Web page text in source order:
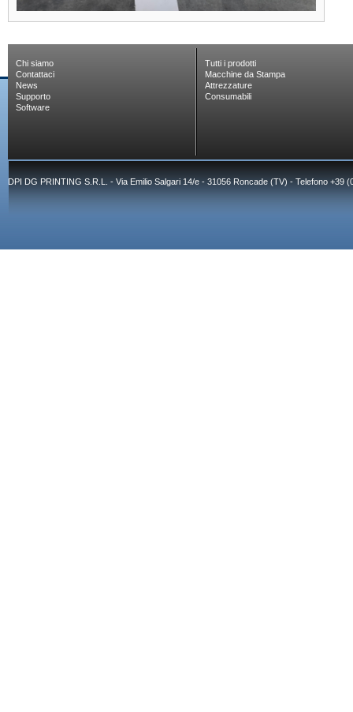
Chi siamo
Contattaci
News
Supporto
Software
Tutti i prodotti
Macchine da Stampa
Attrezzature
Consumabili
DPI DG PRINTING S.R.L. - Via Emilio Salgari 14/e - 31056 Roncade (TV) - Telefono